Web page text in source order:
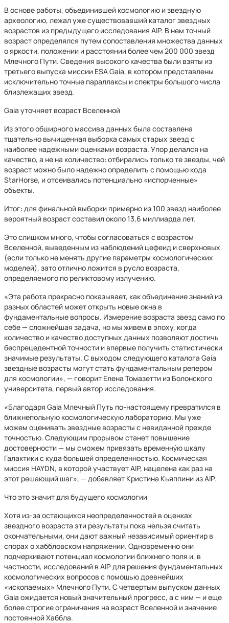
В основе работы, объединившей космологию и звездную
археологию, лежал уже существовавший каталог звездных
возрастов из предыдущего исследования AIP. В нем точный
возраст определялся путем сопоставления множества данных
о яркости, положении и расстоянии более чем 200 000 звезд
Млечного Пути. Сведения высокого качества были взяты из
третьего выпуска миссии ESA Gaia, в котором представлены
исключительно точные параллаксы и спектры большого числа
близлежащих звезд.
Gaia уточняет возраст Вселенной
Из этого обширного массива данных была составлена
тщательно вычищенная выборка самых старых звезд с
наиболее надежными оценками возраста. Упор делался на
качество, а не на количество: отбирались только те звезды, чей
возраст можно было надежно определить с помощью кода
StarHorse, и отсеивались потенциально «испорченные»
объекты.
Итог: для финальной выборки примерно из 100 звезд наиболее
вероятный возраст составил около 13,6 миллиарда лет.
Это слишком много, чтобы согласоваться с возрастом
Вселенной, выведенным из наблюдений цефеид и сверхновых
(если только не менять другие параметры космологических
моделей), зато отлично ложится в русло возраста,
определяемого по реликтовому излучению.
«Эта работа прекрасно показывает, как объединение знаний из
разных областей может открыть новые окна в
фундаментальные вопросы. Измерение возраста звезд само по
себе — сложнейшая задача, но мы живем в эпоху, когда
количество и качество доступных данных позволяют достичь
беспрецедентной точности и впервые получить статистически
значимые результаты. С выходом следующего каталога Gaia
звездные возрасты могут стать фундаментальным репером
для космологии», — говорит Елена Томазетти из Болонского
университета, первый автор исследования.
«Благодаря Gaia Млечный Путь по-настоящему превратился в
ближнепольную космологическую лабораторию. Мы уже
можем оценивать звездные возрасты с невиданной прежде
точностью. Следующим прорывом станет повышение
достоверности⁠ — мы сможем привязать временну́ю шкалу
Галактики с куда большей определенностью. Космическая
миссия HAYDN, в которой участвует AIP, нацелена как раз на
этот решающий шаг», — добавляет Кристина Кьяппини из AIP.
Что это значит для будущего космологии
Хотя из-за остающихся неопределенностей в оценках
звездного возраста эти результаты пока нельзя считать
окончательными, они дают важный независимый ориентир в
спорах о хаббловском напряжении. Одновременно они
подчеркивают потенциал космологии ближнего поля и, в
частности, исследований в AIP для решения фундаментальных
космологических вопросов с помощью древнейших
«ископаемых» Млечного Пути. С четвертым выпуском данных
Gaia ожидается новый значительный прогресс, а с ним — и еще
более строгие ограничения на возраст Вселенной и значение
постоянной Хаббла.